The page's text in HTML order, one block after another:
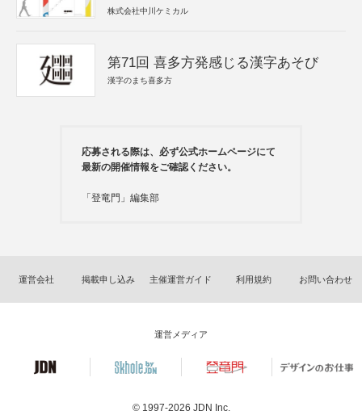
株式会社中川ケミカル
第71回 喜多方発感じる漢字あそび
漢字のまち喜多方
応募される際は、必ず公式ホームページにて
最新の開催情報をご確認ください。
「登竜門」編集部
運営会社 掲載申し込み 主催運営ガイド 利用規約 お問い合わせ
運営メディア
© 1997-2026 JDN Inc.